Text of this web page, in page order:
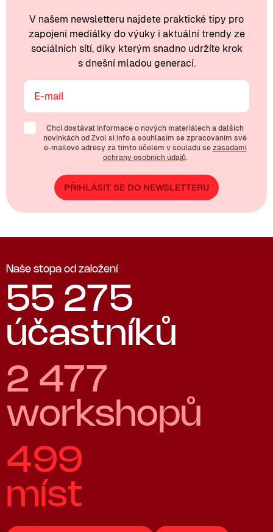
V našem newsletteru najdete praktické tipy pro
zapojení mediálky do výuky i aktuální trendy ze
sociálních sítí, díky kterým snadno udržíte krok
s dnešní mladou generací.
Chci dostávat informace o nových materiálech a dalších
novinkách od Zvol si info a souhlasím se zpracováním své
e-mailovéadresy za tímto účelem v souladu se zásadami
ochrany osobních údajů.
PŘIHLÁSIT SE DO NEWSLETTERU
Naše stopa od založení
55 275
účastníků
2 477
workshopů
499
míst